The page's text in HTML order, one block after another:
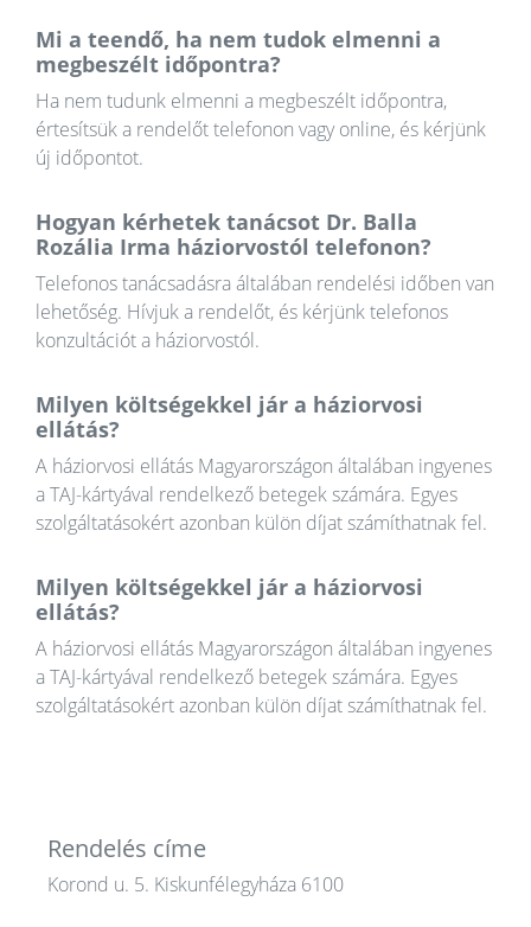
Mi a teendő, ha nem tudok elmenni a
megbeszélt időpontra?
Ha nem tudunk elmenni a megbeszélt időpontra,
értesítsük a rendelőt telefonon vagy online, és kérjünk
új időpontot.
Hogyan kérhetek tanácsot Dr. Balla
Rozália Irma háziorvostól telefonon?
Telefonos tanácsadásra általában rendelési időben van
lehetőség. Hívjuk a rendelőt, és kérjünk telefonos
konzultációt a háziorvostól.
Milyen költségekkel jár a háziorvosi
ellátás?
A háziorvosi ellátás Magyarországon általában ingyenes
a TAJ-kártyával rendelkező betegek számára. Egyes
szolgáltatásokért azonban külön díjat számíthatnak fel.
Milyen költségekkel jár a háziorvosi
ellátás?
A háziorvosi ellátás Magyarországon általában ingyenes
a TAJ-kártyával rendelkező betegek számára. Egyes
szolgáltatásokért azonban külön díjat számíthatnak fel.
Rendelés címe
Korond u. 5. Kiskunfélegyháza 6100